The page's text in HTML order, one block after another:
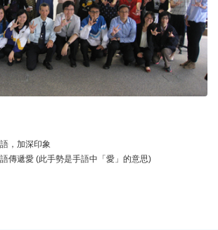
，加深印象
傳遞愛 (此手勢是手語中「愛」的意思)